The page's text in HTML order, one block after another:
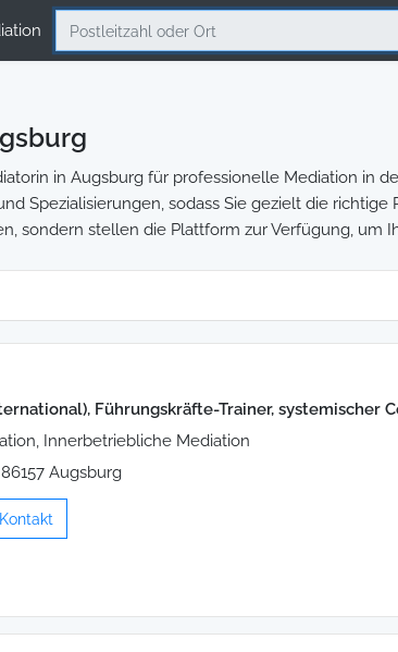
in Augsburg für professionelle Mediation in
Spezialisierungen, sodass Sie gezielt die
sondern stellen die Plattform zur Verfügung, um
Führungskräfte-Trainer, systemischer
Innerbetriebliche Mediation
Augsburg
Kontakt